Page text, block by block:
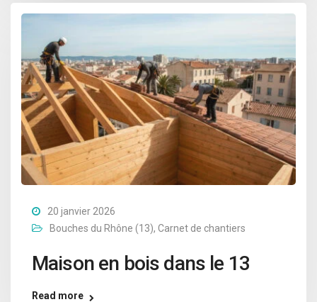
20 janvier 2026
Bouches du Rhône (13), Carnet de chantiers
Maison en bois dans le 13
Read more